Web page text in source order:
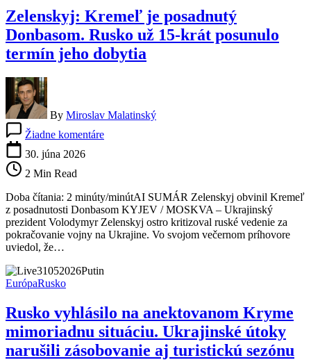
„sankciách
dlhého
doletu“
Zelenskyj: Kremeľ je posadnutý
Donbasom. Rusko už 15-krát posunulo
termín jeho dobytia
By Miroslav Malatinský
Žiadne komentáreZelenskyj:
Rusko
už
15-
krát
jeho
30. júna 2026
2 Min Read
Doba čítania: 2 minúty/minútAI SUMÁR Zelenskyj obvinil Kremeľ
z posadnutosti Donbasom KYJEV / MOSKVA – Ukrajinský
prezident Volodymyr Zelenskyj ostro kritizoval ruské vedenie za
pokračovanie vojny na Ukrajine. Vo svojom večernom príhovore
uviedol, že…
EurópaRusko
Rusko vyhlásilo na anektovanom Kryme
mimoriadnu situáciu. Ukrajinské útoky
narušili zásobovanie aj turistickú sezónu